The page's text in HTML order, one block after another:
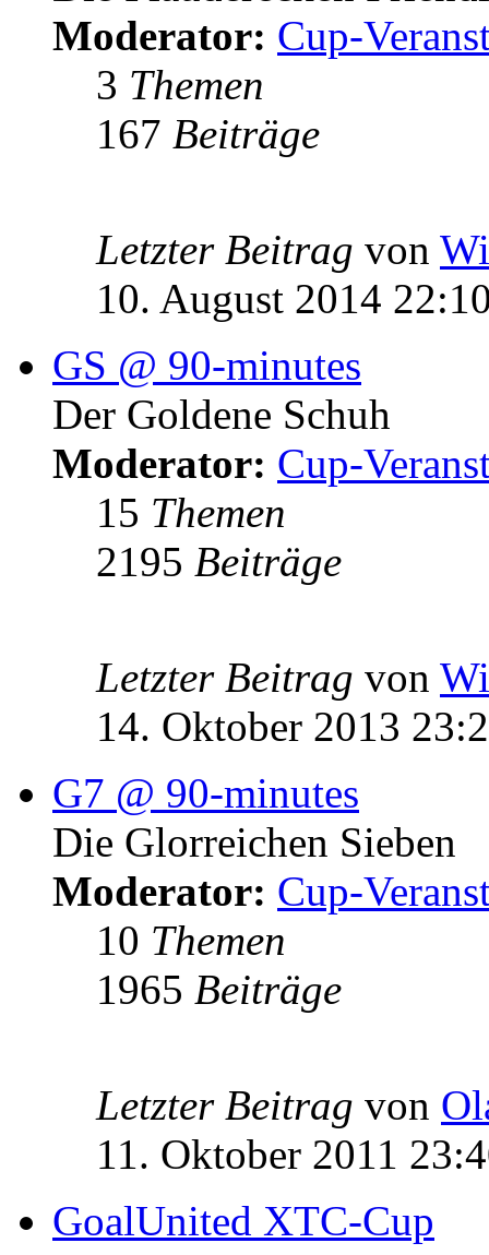
Moderator: Cup-
3 Themen
167 Beiträge
Letzter Beitrag von
10. August 2014
GS @ 90-minutes
Der Goldene Schuh
Moderator: Cup-
15 Themen
2195 Beiträge
Letzter Beitrag von
14. Oktober 2013
G7 @ 90-minutes
Die Glorreichen Sieben
Moderator: Cup-
10 Themen
1965 Beiträge
Letzter Beitrag von
11. Oktober 2011
GoalUnited XTC-Cup